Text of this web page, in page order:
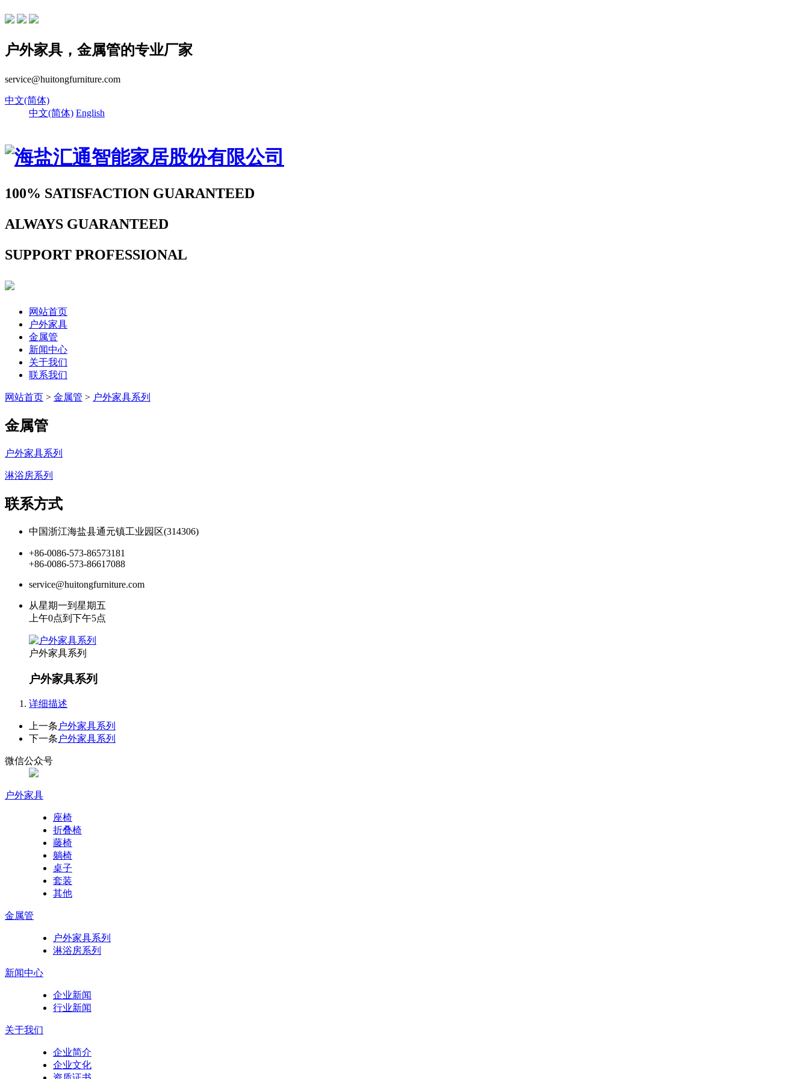
户外家具，金属管的专业厂家
service@huitongfurniture.com
中文(简体)
中文(简体) English
100% SATISFACTION GUARANTEED
ALWAYS GUARANTEED
SUPPORT PROFESSIONAL
网站首页
户外家具
金属管
新闻中心
关于我们
联系我们
网站首页 > 金属管 > 户外家具系列
金属管
户外家具系列
淋浴房系列
联系方式
中国浙江海盐县通元镇工业园区(314306)
+86-0086-573-86573181
+86-0086-573-86617088
service@huitongfurniture.com
从星期一到星期五
上午0点到下午5点
户外家具系列
户外家具系列
详细描述
上一条 户外家具系列
下一条 户外家具系列
微信公众号
户外家具
座椅
折叠椅
藤椅
躺椅
桌子
套装
其他
金属管
户外家具系列
淋浴房系列
新闻中心
企业新闻
行业新闻
关于我们
企业简介
企业文化